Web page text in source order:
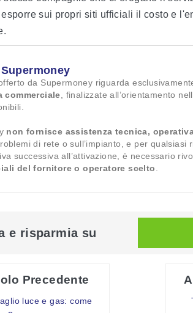
sui propri siti ufficiali il costo e
da Supermoney riguarda
commerciale, finalizzate all’orientamento
non fornisce assistenza tecnica,
di rete o sull’impianto, e per qualsiasi
successiva all’attivazione, è necessario
del fornitore o operatore scelto.
e risparmia su
Precedente
luce e gas: come